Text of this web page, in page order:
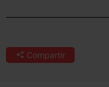
Compartir